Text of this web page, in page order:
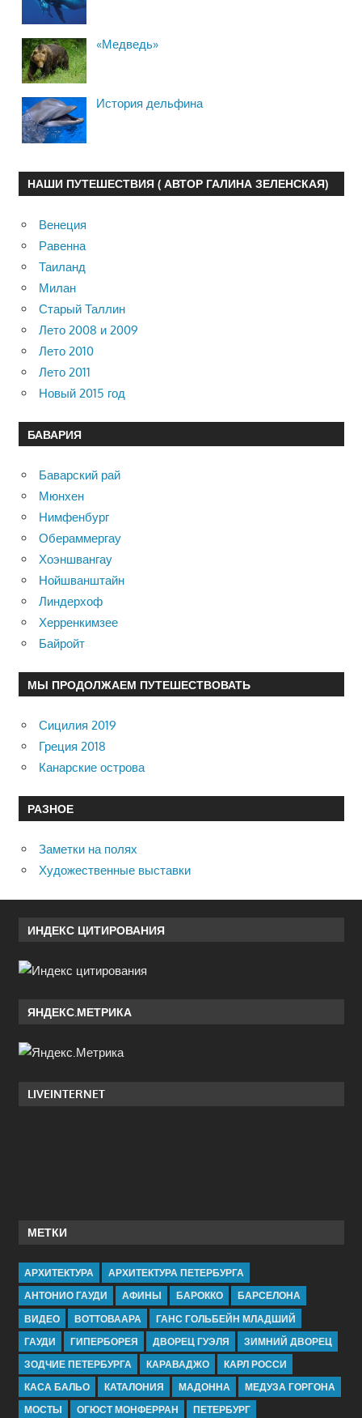
«Медведь»
История дельфина
НАШИ ПУТЕШЕСТВИЯ ( АВТОР ГАЛИНА ЗЕЛЕНСКАЯ)
Венеция
Равенна
Таиланд
Милан
Старый Таллин
Лето 2008 и 2009
Лето 2010
Лето 2011
Новый 2015 год
БАВАРИЯ
Баварский рай
Мюнхен
Нимфенбург
Обераммергау
Хоэншвангау
Нойшванштайн
Линдерхоф
Херренкимзее
Байройт
МЫ ПРОДОЛЖАЕМ ПУТЕШЕСТВОВАТЬ
Сицилия 2019
Греция 2018
Канарские острова
РАЗНОЕ
Заметки на полях
Художественные выставки
ИНДЕКС ЦИТИРОВАНИЯ
ЯНДЕКС.МЕТРИКА
LIVEINTERNET
МЕТКИ
АРХИТЕКТУРА
АРХИТЕКТУРА ПЕТЕРБУРГА
АНТОНИО ГАУДИ
АФИНЫ БАРОККО
БАРСЕЛОНА
ВИДЕО
ВОТТОВААРА
ГАНС ГОЛЬБЕЙН МЛАДШИЙ
ГАУДИ
ГИПЕРБОРЕЯ ДВОРЕЦ ГУЭЛЯ
ЗИМНИЙ ДВОРЕЦ
ЗОДЧИЕ ПЕТЕРБУРГА
КАРАВАДЖО
КАРЛ РОССИ
КАСА БАЛЬО
КАТАЛОНИЯ МАДОННА
МЕДУЗА ГОРГОНА
МОСТЫ
ОГЮСТ МОНФЕРРАН ПЕТЕРБУРГ